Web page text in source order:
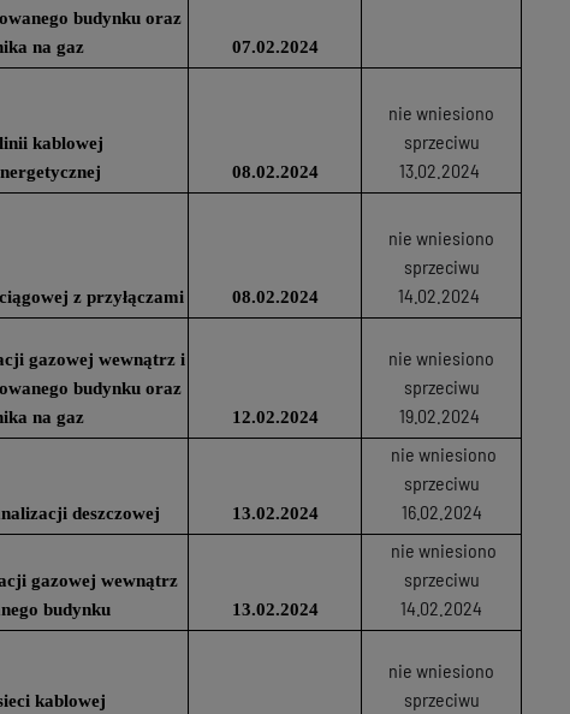
budynku oraz
na gaz
07.02.2024
kablowej
08.02.2024
nie wniesiono
sprzeciwu
13.02.2024
z przyłączami 08.02.2024
nie wniesiono
sprzeciwu
14.02.2024
gazowej wewnątrz i
budynku oraz
na gaz
12.02.2024
nie wniesiono
sprzeciwu
19.02.2024
deszczowej 13.02.2024
nie wniesiono
sprzeciwu
16.02.2024
gazowej wewnątrz
budynku
13.02.2024
nie wniesiono
sprzeciwu
14.02.2024
kablowej
nie wniesiono
sprzeciwu